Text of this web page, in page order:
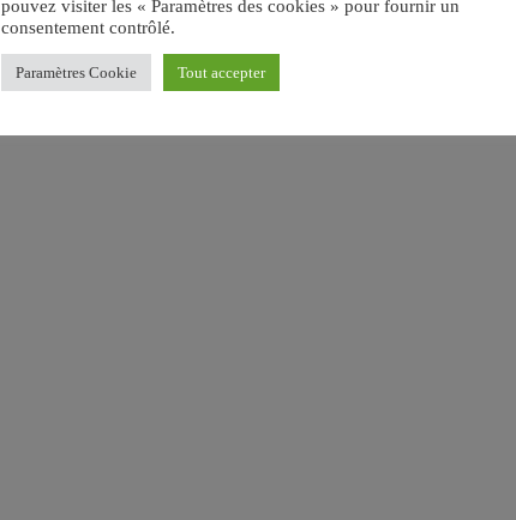
pouvez visiter les « Paramètres des cookies » pour fournir un
consentement contrôlé.
Paramètres Cookie Tout accepter